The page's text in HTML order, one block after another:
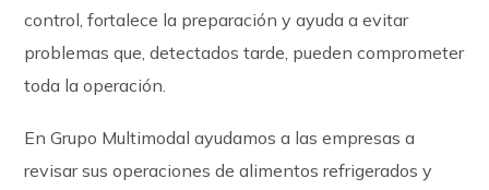
control, fortalece la preparación y ayuda a evitar
problemas que, detectados tarde, pueden comprometer
toda la operación.
En Grupo Multimodal ayudamos a las empresas a
revisar sus operaciones de alimentos refrigerados y